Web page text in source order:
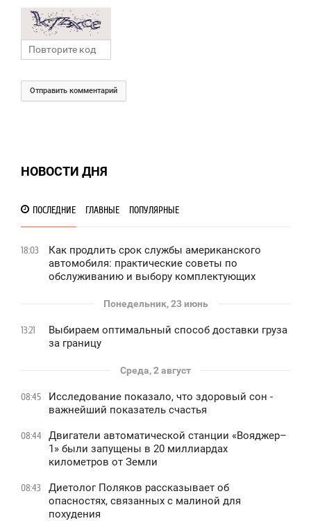
Отправить комментарий
НОВОСТИ ДНЯ
ПОСЛЕДНИЕ ГЛАВНЫЕ ПОПУЛЯРНЫЕ
18:03
Как продлить срок службы американского
автомобиля: практические советы по
обслуживанию и выбору комплектующих
Понедельник, 23 июнь
13:21
Выбираем оптимальный способ доставки груза
за границу
Среда, 2 август
08:45
Исследование показало, что здоровый сон -
важнейший показатель счастья
08:44
Двигатели автоматической станции «Вояджер–
1» были запущены в 20 миллиардах
километров от Земли
08:43
Диетолог Поляков рассказывает об
опасностях, связанных с малиной для
похудения